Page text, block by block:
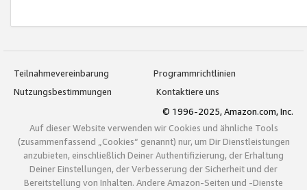
Teilnahmevereinbarung
Programmrichtlinien
Nutzungsbestimmungen
Kontaktiere uns
© 1996-2025, Amazon.com, Inc.
Auf dieser Website verwenden wir Cookies und ähnliche Tools
(zusammenfassend „Cookies“ genannt) nur, um Dir Dienstleistungen
anzubieten, einschließlich Deiner Authentifizierung, der Erhaltung
Deiner Einstellungen, der Verbesserung der Sicherheit und der
Bereitstellung von Inhalten. Andere Amazon-Seiten und -Dienste